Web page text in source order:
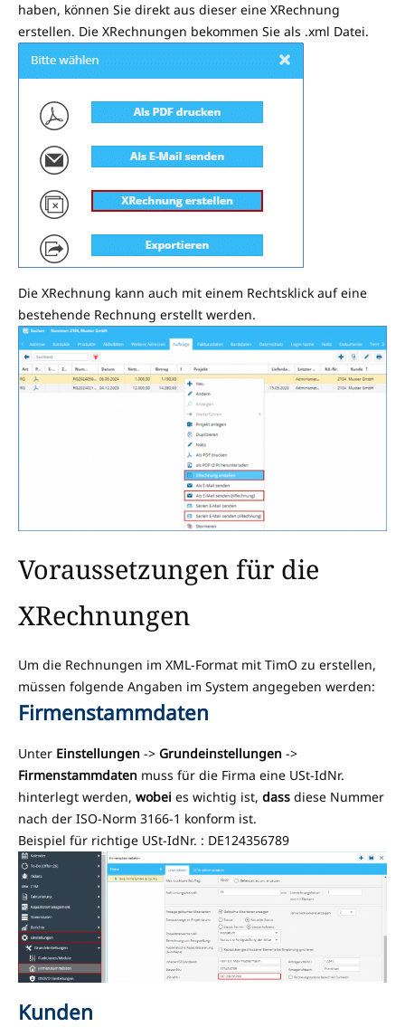
haben, können Sie direkt aus dieser eine XRechnung
erstellen. Die XRechnungen bekommen Sie als .xml Datei.
Die XRechnung kann auch mit einem Rechtsklick auf eine
bestehende Rechnung erstellt werden.
Voraussetzungen für die
XRechnungen
Um die Rechnungen im XML-Format mit TimO zu erstellen,
müssen folgende Angaben im System angegeben werden:
Firmenstammdaten
Unter Einstellungen -> Grundeinstellungen ->
Firmenstammdaten muss für die Firma eine USt-IdNr.
hinterlegt werden, wobei es wichtig ist, dass diese Nummer
nach der ISO-Norm 3166-1 konform ist.
Beispiel für richtige USt-IdNr. : DE124356789
Kunden